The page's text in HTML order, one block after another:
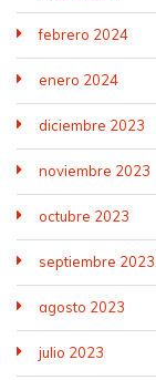
febrero 2024
enero 2024
diciembre 2023
noviembre 2023
octubre 2023
septiembre 2023
agosto 2023
julio 2023